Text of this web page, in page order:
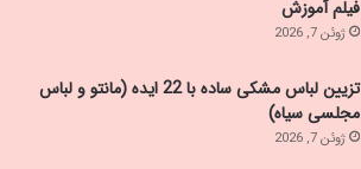
فیلم آموزش
ژوئن 7, 2026
تزیین لباس مشکی ساده با 22 ایده (مانتو و لباس
مجلسی سیاه)
ژوئن 7, 2026